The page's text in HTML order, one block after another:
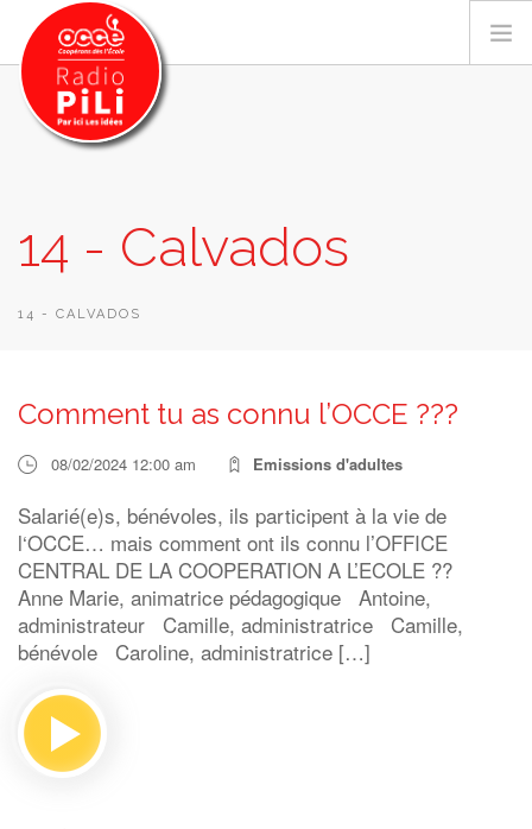
GRILLE DES PROGRAMMES
EMISSIONS / PODCASTS
RECHERCHER
14 - Calvados
14 - CALVADOS
Comment tu as connu l’OCCE ???
08/02/2024 12:00 am Emissions d'adultes
Salarié(e)s, bénévoles, ils participent à la vie de
l‘OCCE… mais comment ont ils connu l’OFFICE
CENTRAL DE LA COOPERATION A L’ECOLE ??
Anne Marie, animatrice pédagogique Antoine,
administrateur Camille, administratrice Camille,
bénévole Caroline, administratrice […]